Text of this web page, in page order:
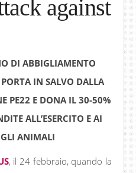
against
DI ABBIGLIAMENTO
IN SALVO DALLA
PE22 E DONA IL 30-50%
ALL’ESERCITO E AI
GLI ANIMALI
, il 24 febbraio, quando la